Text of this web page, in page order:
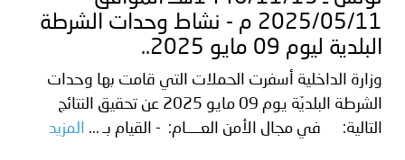
2025/05/11 م - نشاط وحدات الشرطة
البلدية ليوم 09 مايو 2025..
وزارة الداخلية أسفرت الحملات التي قامت بها وحدات
الشرطة البلديّة يوم 09 مايو 2025 عن تحقيق النتائج
التالية: في مجال الأمن العــــام: - القيام بـ ...
المزيد